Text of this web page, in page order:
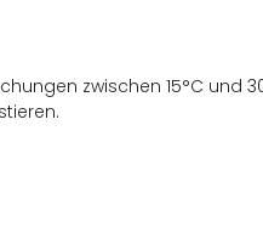
zwischen 15°C und